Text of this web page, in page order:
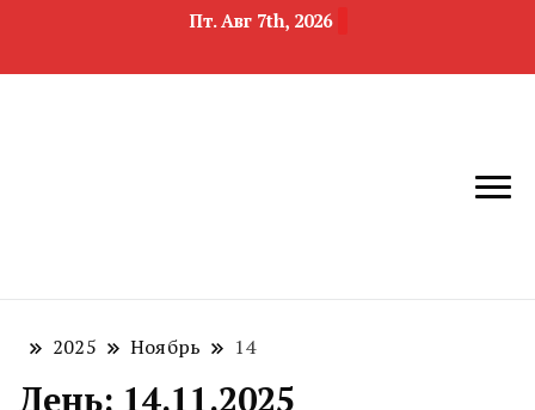
Пт. Авг 7th, 2026
2025 Ноябрь 14
День: 14.11.2025